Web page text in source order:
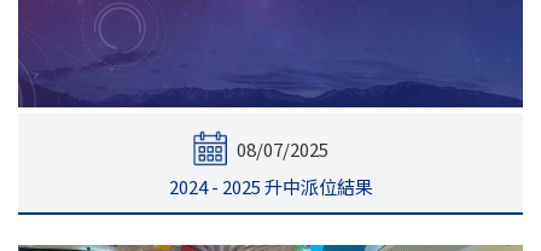
08/07/2025
2024 - 2025 升中派位結果